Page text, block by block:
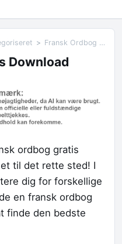
Fransk Ordbog Gratis Download
Download
ordbog gratis
til det rette sted! I
dig for forskellige
en fransk ordbog
finde den bedste